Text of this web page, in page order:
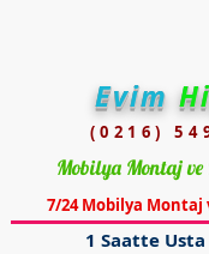
Evim
(0216)
Mobilya Montaj
7/24 Mobilya Montaj
1 Saatte Usta